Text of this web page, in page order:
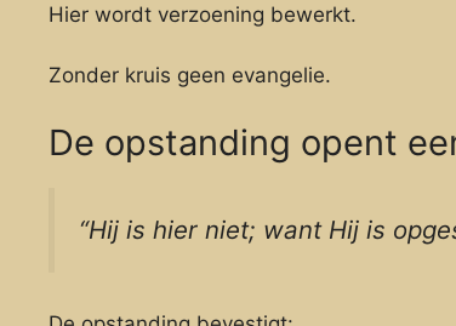
Hier wordt verzoening bewerkt.
Zonder kruis geen evangelie.
De opstanding opent
“Hij is hier niet; want Hij is